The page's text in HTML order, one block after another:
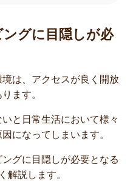
グに目隠しが必
は、アクセスが良く開放
ます。
と日常生活において様々
になってしまいます。
グに目隠しが必要となる
解説します。